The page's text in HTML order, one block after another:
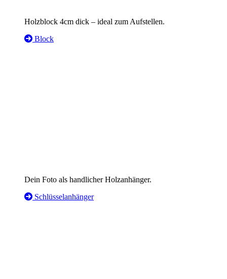
Holzblock 4cm dick – ideal zum Aufstellen.
Block
Dein Foto als handlicher Holzanhänger.
Schlüsselanhänger